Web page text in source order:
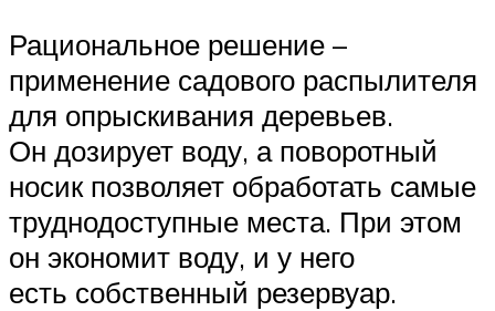
Рациональное решение –
применение садового распылителя
для опрыскивания деревьев.
Он дозирует воду, а поворотный
носик позволяет обработать самые
труднодоступные места. При этом
он экономит воду, и у него
есть собственный резервуар.